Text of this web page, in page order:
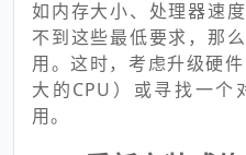
如内存大小、处理器速
不到这些最低要求，那
用。这时，考虑升级硬
大的CPU）或寻找一个
用。